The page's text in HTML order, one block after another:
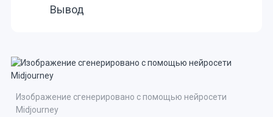
Вывод
Изображение сгенерировано с помощью нейросети
Midjourney